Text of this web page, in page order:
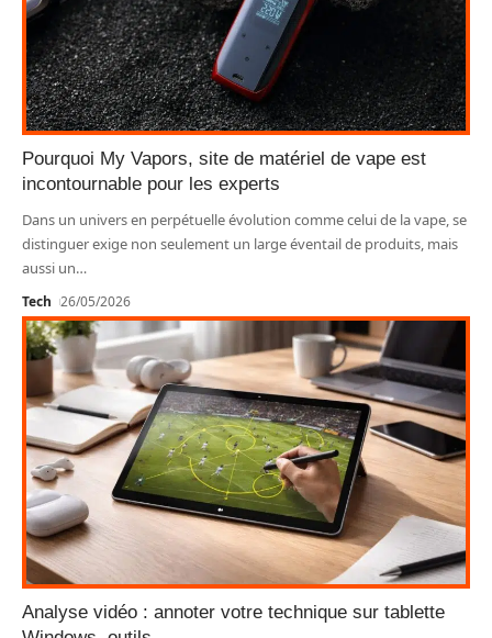
Pourquoi My Vapors, site de matériel de vape est
incontournable pour les experts
Dans un univers en perpétuelle évolution comme celui de la vape, se
distinguer exige non seulement un large éventail de produits, mais
aussi un…
Tech 26/05/2026
Analyse vidéo : annoter votre technique sur tablette